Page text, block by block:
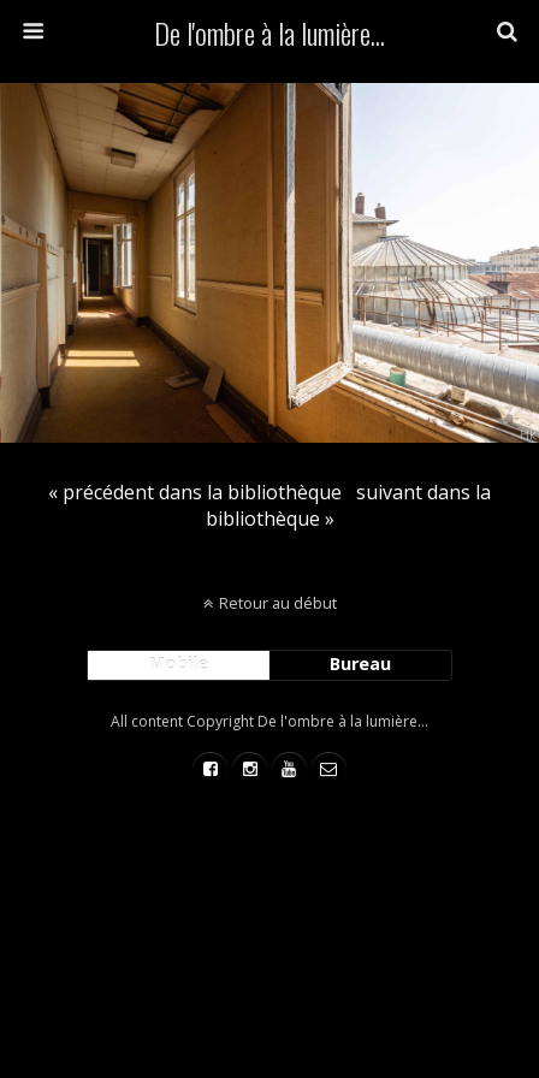
De l'ombre à la lumière...
« précédent dans la bibliothèque suivant dans la
bibliothèque »
Retour au début
Mobile Bureau
All content Copyright De l'ombre à la lumière...